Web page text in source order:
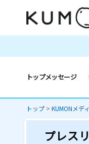
トップメッセージ
トップ > KUMONメデ
プレス